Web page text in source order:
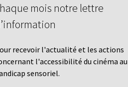
mois notre lettre
recevoir l'actualité et les actions
l'accessibilité du cinéma au
sensoriel.